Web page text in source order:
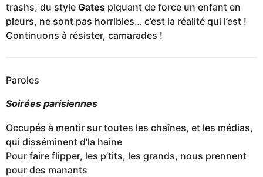
trashs, du style Gates piquant de force un enfant en
pleurs, ne sont pas horribles… c’est la réalité qui l’est !
Continuons à résister, camarades !
Paroles
Soirées parisiennes
Occupés à mentir sur toutes les chaînes, et les médias,
qui disséminent d’la haine
Pour faire flipper, les p’tits, les grands, nous prennent
pour des manants